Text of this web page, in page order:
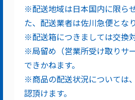
※配送地域は日本国内に限ら
た、配送業者は佐川急便となり
※配送箱につきましては交換対
※局留め（営業所受け取りサ
できかねます。
※商品の配送状況については
認頂けます。